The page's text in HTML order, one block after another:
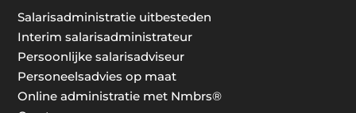
Salarisadministratie uitbesteden
Interim salarisadministrateur
Persoonlijke salarisadviseur
Personeelsadvies op maat
Online administratie met Nmbrs®